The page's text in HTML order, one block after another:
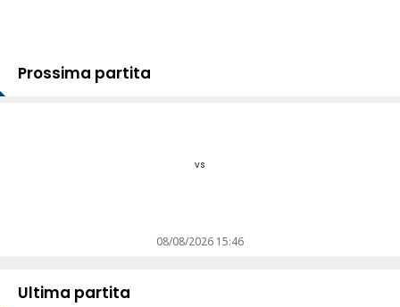
Prossima partita
vs
08/08/2026 15:46
Ultima partita